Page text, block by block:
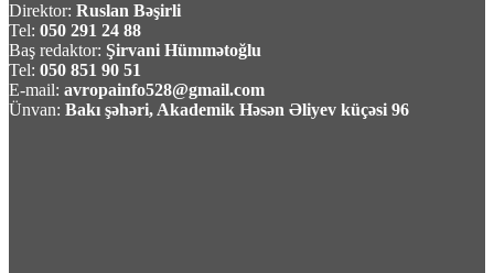
TASS: Ukrayna Silahlı Qüvvələri üçün yerüstü
robot sistemləri Xarkov universitetində
Direktor: Ruslan Bəşirli
Tel: 050 291 24 88
Baş redaktor: Şirvani Hümmətoğlu
Tel: 050 851 90 51
E-mail: avropainfo528@gmail.com
Ünvan: Bakı şəhəri, Akademik Həsən Əliyev küçəsi 96